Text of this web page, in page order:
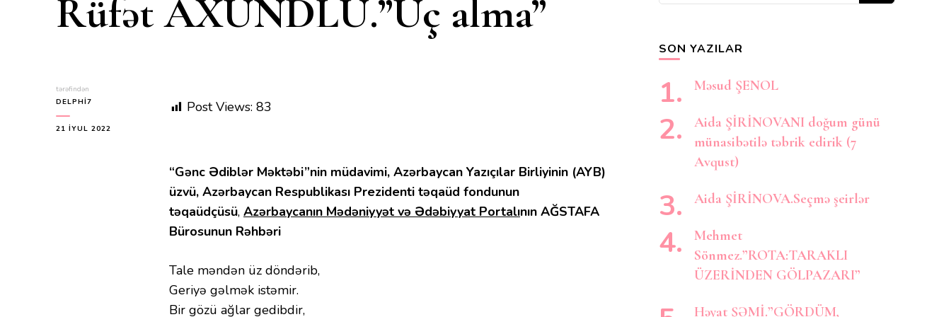
Rüfət AXUNDLU.”Üç alma”
tərəfindən
DELPHI7
21 İYUL 2022
Post Views: 83
“Gənc Ədiblər Məktəbi”nin müdavimi, Azərbaycan Yazıçılar Birliyinin (AYB)
üzvü, Azərbaycan Respublikası Prezidenti təqaüd fondunun
təqaüdçüsü, Azərbaycanın Mədəniyyət və Ədəbiyyat Portalının AĞSTAFA
Bürosunun Rəhbəri
Tale məndən üz döndərib,
Geriyə gəlmək istəmir.
Bir gözü ağlar gedibdir,
SON YAZILAR
Məsud ŞENOL
Aida ŞİRİNOVANI doğum günü
münasibətilə təbrik edirik (7
Avqust)
Aida ŞİRİNOVA.Seçmə şeirlər
Mehmet
Sönmez.”ROTA:TARAKLI
ÜZERİNDEN GÖLPAZARI”
Həyat ŞƏMİ.”GÖRDÜM,